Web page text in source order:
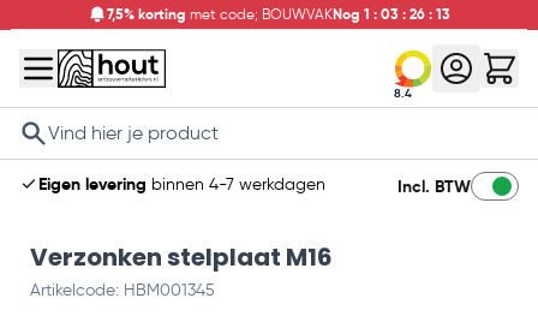
7,5% kortingmet code; BOUWVAKNog1 :03 :26 :12
8.4
Search
Eigen levering binnen 4-7 werkdagen Incl. BTW
Verzonken stelplaat M16
Artikelcode: HBM001345